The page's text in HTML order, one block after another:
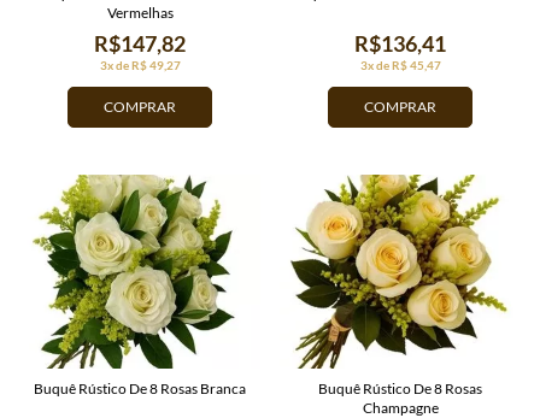
COMPRAR
3x de R$ 49,27
R$147,82
Vermelhas
COMPRAR
3x de R$ 45,47
R$136,41
Buquê Rústico De 8 Rosas Branca
Buquê Rústico De 8 Rosas
Champagne